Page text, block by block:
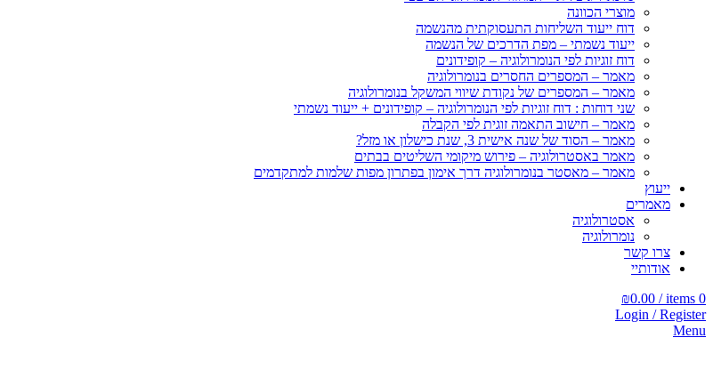
מוצרי הכוונה
דוח ייעוד השליחות התעסוקתית מהנשמה
ייעוד נשמתי – מפת הדרכים של הנשמה
דוח זוגיות לפי הנומרולוגיה – קופידונים
מאמר – המספרים החסרים בנומרולוגיה
מאמר – המספרים של נקודת שיווי המשקל בנומרולוגיה
שני דוחות : דוח זוגיות לפי הנומרולוגיה – קופידונים + ייעוד נשמתי
מאמר – חישוב התאמה זוגית לפי הקבלה
מאמר – הסוד של שנה אישית 3, שנת כישלון או מזל?
מאמר באסטרולוגיה – פירוש מיקומי השליטים בבתים
מאמר – מאסטר בנומרולוגיה דרך אימון בפתרון מפות שלמות למתקדמים
ייעוץ
מאמרים
אסטרולוגיה
נומרולוגיה
צרו קשר
אודותיי
0
items
/
₪0.00
Login / Register
Menu